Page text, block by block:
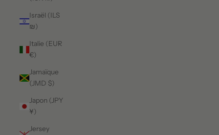
Israël (ILS
₪)
Italie (EUR
€)
Jamaïque
(JMD $)
Japon (JPY
¥)
Jersey